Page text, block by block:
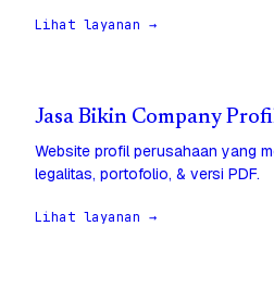
Lihat layanan →
Jasa Bikin Company
Website profil perusahaan yang
legalitas, portofolio, & versi PDF.
Lihat layanan →